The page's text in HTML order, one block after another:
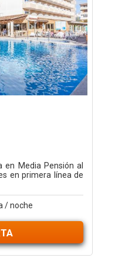
en Media Pensión al
en primera línea de
/ noche